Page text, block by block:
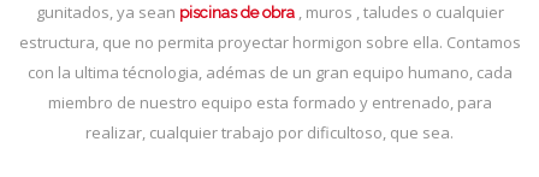
gunitados, ya sean piscinas de obra, muros , taludes o cualquier
estructura, que no permita proyectar hormigon sobre ella. Contamos
con la ultima técnologia, adémas de un gran equipo humano, cada
miembro de nuestro equipo esta formado y entrenado, para
realizar, cualquier trabajo por dificultoso, que sea.